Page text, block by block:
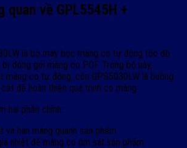
quan về GPL5545H +
là bộ máy bọc màng co tự động tốc độ
đóng gói màng co POF. Trong bộ này,
màng co tự động, còn GPS5030LW là buồng
để hoàn thiện quá trình co màng.
hai phần chính:
và hàn màng quanh sản phẩm.
nhiệt để màng co ôm sát sản phẩm.